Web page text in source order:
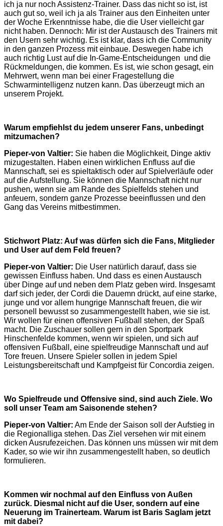
ich ja nur noch Assistenz-Trainer. Dass das nicht so ist, ist
auch gut so, weil ich ja als Trainer aus den Einheiten unter
der Woche Erkenntnisse habe, die die User vielleicht gar
nicht haben. Dennoch: Mir ist der Austausch des Trainers mit
den Usern sehr wichtig. Es ist klar, dass ich die Community
in den ganzen Prozess mit einbaue. Deswegen habe ich
auch richtig Lust auf die In-Game-Entscheidungen und die
Rückmeldungen, die kommen. Es ist, wie schon gesagt, ein
Mehrwert, wenn man bei einer Fragestellung die
Schwarmintelligenz nutzen kann. Das überzeugt mich an
unserem Projekt.
Warum empfiehlst du jedem unserer Fans, unbedingt
mitzumachen?
Pieper-von Valtier: Sie haben die Möglichkeit, Dinge aktiv
mizugestalten. Haben einen wirklichen Enfluss auf die
Mannschaft, sei es spieltaktisch oder auf Spielverläufe oder
auf die Aufstellung. Sie können die Mannschaft nicht nur
pushen, wenn sie am Rande des Spielfelds stehen und
anfeuern, sondern ganze Prozesse beeinflussen und den
Gang das Vereins mitbestimmen.
Stichwort Platz: Auf was dürfen sich die Fans, Mitglieder
und User auf dem Feld freuen?
Pieper-von Valtier: Die User natürlich darauf, dass sie
gewissen Einfluss haben. Und dass es einen Austausch
über Dinge auf und neben dem Platz geben wird. Insgesamt
darf sich jeder, der Cordi die Dauemn drückt, auf eine starke,
junge und vor allem hungrige Mannschaft freuen, die wir
personell bewusst so zusammengestellt haben, wie sie ist.
Wir wollen für einen offensiven Fußball stehen, der Spaß
macht. Die Zuschauer sollen gern in den Sportpark
Hinschenfelde kommen, wenn wir spielen, und sich auf
offensiven Fußball, eine spielfreudige Mannschaft und auf
Tore freuen. Unsere Spieler sollen in jedem Spiel
Leistungsbereitschaft und Kampfgeist für Concordia zeigen.
Wo Spielfreude und Offensive sind, sind auch Ziele. Wo
soll unser Team am Saisonende stehen?
Pieper-von Valtier: Am Ende der Saison soll der Aufstieg in
die Regionalliga stehen. Das Ziel versehen wir mit einem
dicken Ausrufezeichen. Das können uns müssen wir mit dem
Kader, so wie wir ihn zusammengestellt haben, so deutlich
formulieren.
Kommen wir nochmal auf den Einfluss von Außen
zurück. Diesmal nicht auf die User, sondern auf eine
Neuerung im Trainerteam. Warum ist Baris Saglam jetzt
mit dabei?